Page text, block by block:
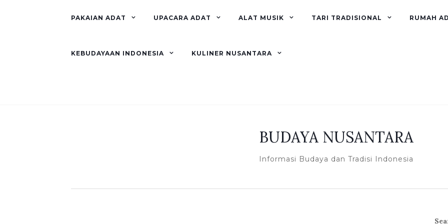
PAKAIAN ADAT UPACARA ADAT ALAT MUSIK TARI TRADISIONAL RUMAH
KEBUDAYAAN INDONESIA KULINER NUSANTARA
BUDAYA NUSANTARA
Informasi Budaya dan Tradisi Indonesia